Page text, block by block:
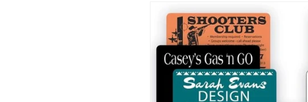
product
information